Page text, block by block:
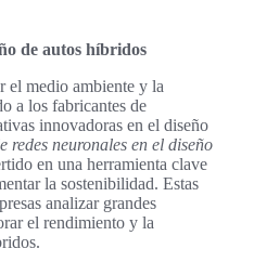
de autos híbridos
el medio ambiente y la
a los fabricantes de
innovadoras en el diseño
redes neuronales en el diseño
en una herramienta clave
la sostenibilidad. Estas
analizar grandes
el rendimiento y la